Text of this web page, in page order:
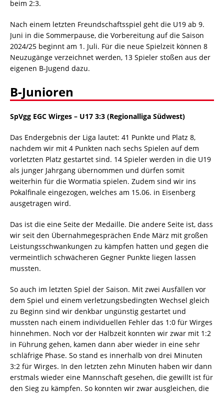
beim 2:3.
Nach einem letzten Freundschaftsspiel geht die U19 ab 9.
Juni in die Sommerpause, die Vorbereitung auf die Saison
2024/25 beginnt am 1. Juli. Für die neue Spielzeit können 8
Neuzugänge verzeichnet werden, 13 Spieler stoßen aus der
eigenen B-Jugend dazu.
B-Junioren
SpVgg EGC Wirges – U17 3:3 (Regionalliga Südwest)
Das Endergebnis der Liga lautet: 41 Punkte und Platz 8,
nachdem wir mit 4 Punkten nach sechs Spielen auf dem
vorletzten Platz gestartet sind. 14 Spieler werden in die U19
als junger Jahrgang übernommen und dürfen somit
weiterhin für die Wormatia spielen. Zudem sind wir ins
Pokalfinale eingezogen, welches am 15.06. in Eisenberg
ausgetragen wird.
Das ist die eine Seite der Medaille. Die andere Seite ist, dass
wir seit den Übernahmegesprächen Ende März mit großen
Leistungsschwankungen zu kämpfen hatten und gegen die
vermeintlich schwächeren Gegner Punkte liegen lassen
mussten.
So auch im letzten Spiel der Saison. Mit zwei Ausfällen vor
dem Spiel und einem verletzungsbedingten Wechsel gleich
zu Beginn sind wir denkbar ungünstig gestartet und
mussten nach einem individuellen Fehler das 1:0 für Wirges
hinnehmen. Noch vor der Halbzeit konnten wir zwar mit 1:2
in Führung gehen, kamen dann aber wieder in eine sehr
schläfrige Phase. So stand es innerhalb von drei Minuten
3:2 für Wirges. In den letzten zehn Minuten haben wir dann
erstmals wieder eine Mannschaft gesehen, die gewillt ist für
den Sieg zu kämpfen. So konnten wir zwar ausgleichen, die